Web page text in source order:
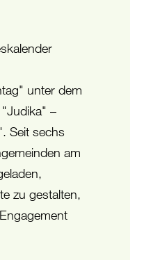
unter dem
–
Seit sechs
am
zu gestalten,